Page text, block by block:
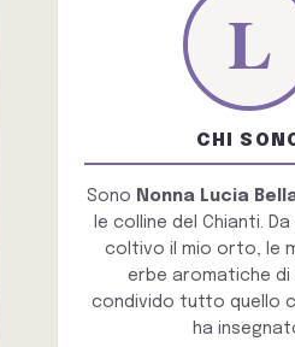
CHI
Sono Nonna Lucia
le colline del Chianti. Da
coltivo il mio orto, le
erbe aromatiche di
condivido tutto quello
ha